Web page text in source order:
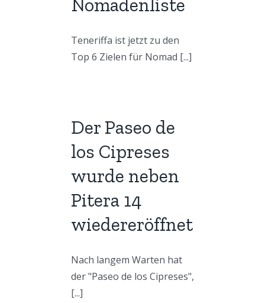
Nomadenliste
Teneriffa ist jetzt zu den
Top 6 Zielen für Nomad [...]
Der Paseo de
los Cipreses
wurde neben
Pitera 14
wiedereröffnet
Nach langem Warten hat
der "Paseo de los Cipreses",
[...]